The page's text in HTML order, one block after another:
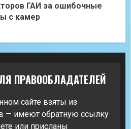
ГАИ за ошибочные
с камер
ПРАВООБЛАДАТЕЛЕЙ
сайте взяты из
— имеют обратную ссылку
или присланы